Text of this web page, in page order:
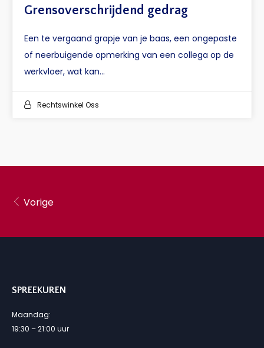
Grensoverschrijdend gedrag
Een te vergaand grapje van je baas, een ongepaste
of neerbuigende opmerking van een collega op de
werkvloer, wat kan…
Rechtswinkel Oss
Vorige
SPREEKUREN
Maandag:
19:30 – 21:00 uur